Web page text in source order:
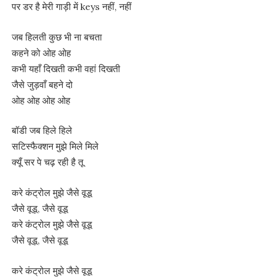
पर डर है मेरी गाड़ी में keys नहीं, नहीं
जब हिलती कुछ भी ना बचता
कहने को ओह ओह
कभी यहाँ दिखती कभी वहां दिखती
जैसे जुड़वाँ बहने दो
ओह ओह ओह ओह
बॉडी जब हिले हिले
सटिस्फैक्शन मुझे मिले मिले
क्यूँ सर पे चढ़ रही है तू
करे कंट्रोल मुझे जैसे वूडू
जैसे वूडू, जैसे वूडू
करे कंट्रोल मुझे जैसे वूडू
जैसे वूडू, जैसे वूडू
करे कंट्रोल मुझे जैसे वूडू